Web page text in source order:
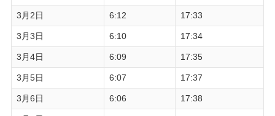
3月2日 6:12 17:33
3月3日 6:10 17:34
3月4日 6:09 17:35
3月5日 6:07 17:37
3月6日 6:06 17:38